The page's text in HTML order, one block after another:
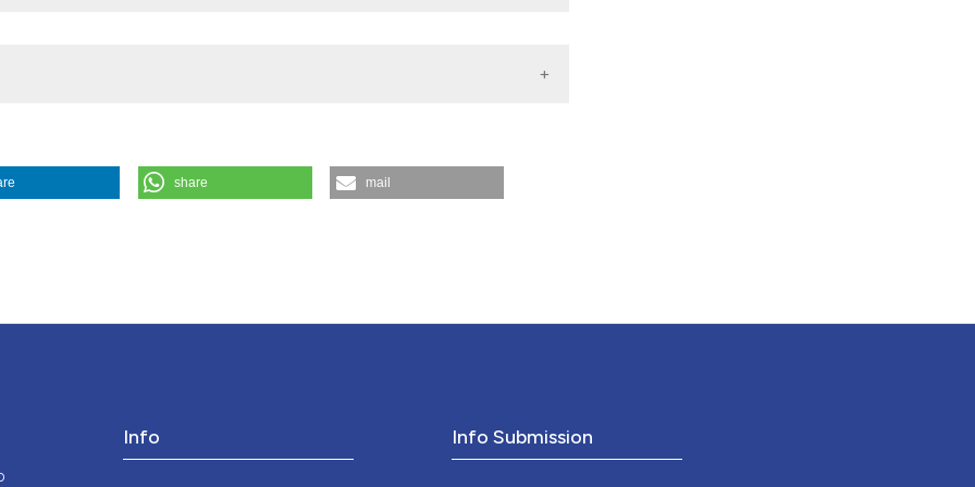
(2010).Medicina E Morale,59(6).
share mail
Info Info Submission